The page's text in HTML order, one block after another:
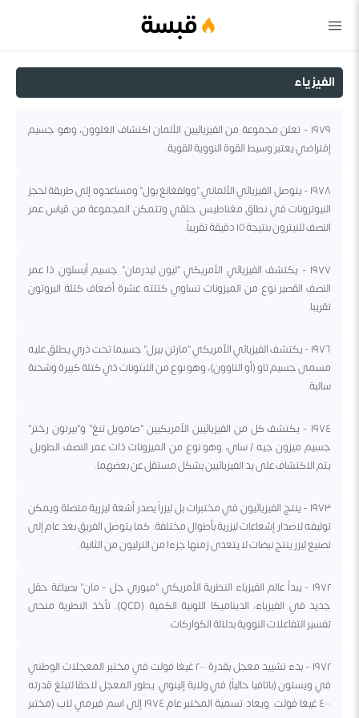
قبسة
الفيزياء
١٩٧٩ - تعلن مجموعة من الفيزيائيين الألمان اكتشاف الغلوون، وهو جسيم
إفتراضي يعتبر وسيط القوة النووية القوية.
١٩٧٨ - يتوصل الفيزيائي الألماني "وولفغانغ بول" ومساعدوه إلى طريقة لحجز
النيوترونات في نطاق مغناطيس حلقي وتتمكن المجموعة من قياس عمر
النصف للنيترون بنتيجة ١٥ دقيقة تقريباً.
١٩٧٧ - يكتشف الفيزيائي الأمريكي "ليون ليدرمان" جسيم أبسلون ذا عمر
النصف القصير نوع من الميزونات تساوي كتلته عشرة أضعاف كتلة البروتون
تقريبا.
١٩٧٦ - يكتشف الفيزيائي الأمريكي "مارتن بيرل" جسيما تحت ذري يطلق عليه
مسمى جسيم تاو (أو التاوون)، وهو نوع من اللبتونات ذي كتلة كبيرة وشحنة
سالبة.
١٩٧٤ - يكتشف كل من الفيزيائيين الأمريكيين "صامويل تنغ" و"بيرتون رختر"
جسيم ميزون جيه / ساي، وهو نوع من الميزونات ذات عمر النصف الطويل.
يتم الاكتشاف على يد الفيزيائيين بشكل مستقل عن بعضهما.
١٩٧٣ - ينتج الفيزيائيون في مختبرات بل ليزراً يصدر أشعة ليزرية متصلة ويمكن
توليفه لاصدار إشعاعات ليزرية بأطوال مختلفة. كما يتوصل الفريق بعد عام إلى
تصنيع ليزر ينتج نبضات لا يتعدى زمنها جزءا من الترليون من الثانية.
١٩٧٢ - يبدأ عالم الفيزياء النظرية الأمريكي "ميوري جل - مان" بصياغة حقل
جديد في الفيزياء، الديناميكا اللونية الكمية (QCD). تأخذ النظرية منحى
تفسير التفاعلات النووية بدلالة الكواركات.
١٩٧٢ - بدء تشييد معجل بقدرة ٢٠٠ غيغا فولت في مختبر المعجلات الوطني
في ويستون (باتافيا حالياً) في ولاية إلينوي. يطور المعجل لاحقا لتبلغ قدرته
٤٠٠ غيغا فولت. ويعاد تسمية المختبر عام ١٩٧٤ إلى اسم فيرمي لاب (مختبر